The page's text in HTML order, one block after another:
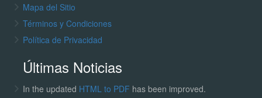
Mapa del Sitio
Términos y Condiciones
Política de Privacidad
Últimas Noticias
In the updated HTML to PDF has been improved.